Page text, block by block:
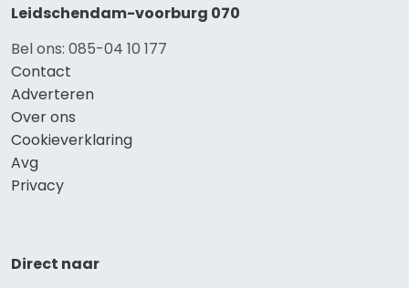
Leidschendam-voorburg 070
Bel ons: 085-04 10 177
Contact
Adverteren
Over ons
Cookieverklaring
Avg
Privacy
Direct naar